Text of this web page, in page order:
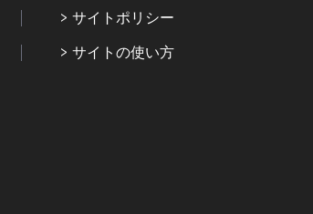
サイトポリシー
サイトの使い方